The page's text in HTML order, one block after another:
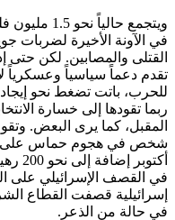
ويتجمع
في الآونة الأخيرة لضربات
القتلى والمصابين. لكن حتى
تقدم دعماً سياسياً وعسكرياً لا
للحرب، باتت تضغط نحو
ربما تقودها إلى خسارة
شخص في هجوم حماس على
في القصف الإسرائيلي على
إسرائيلية قصفت القطاع
في حالة من الذعر.